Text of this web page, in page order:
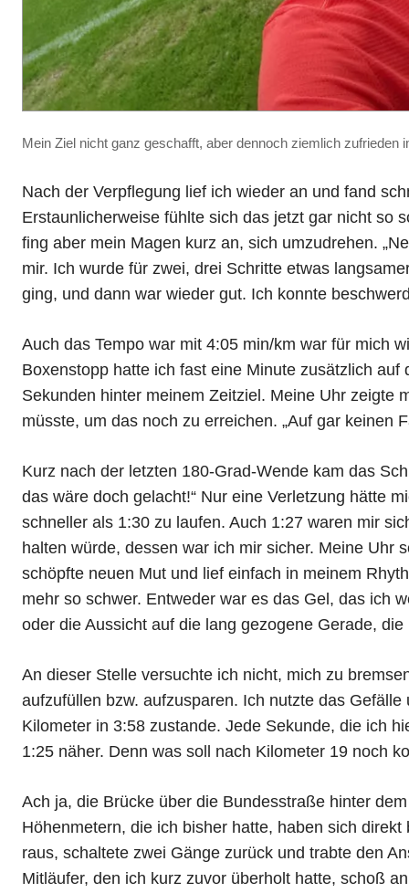
Mein Ziel nicht ganz geschafft, aber dennoch ziemlich zufrieden
Nach der Verpflegung lief ich wieder an und fand
Erstaunlicherweise fühlte sich das jetzt gar nicht so
fing aber mein Magen kurz an, sich umzudrehen.
mir. Ich wurde für zwei, drei Schritte etwas
ging, und dann war wieder gut. Ich konnte
Auch das Tempo war mit 4:05 min/km war für mich
Boxenstopp hatte ich fast eine Minute zusätzlich
Sekunden hinter meinem Zeitziel. Meine Uhr zeigte
müsste, um das noch zu erreichen. Auf gar keinen
Kurz nach der letzten 180-Grad-Wende kam das
das wäre doch gelacht!
Nur eine Verletzung hätte
schneller als 1:30 zu laufen. Auch 1:27 waren mir
halten würde, dessen war ich mir sicher. Meine Uhr
schöpfte neuen Mut und lief einfach in meinem
mehr so schwer. Entweder war es das Gel, das ich
oder die Aussicht auf die lang gezogene Gerade,
An dieser Stelle versuchte ich nicht, mich zu
aufzufüllen bzw. aufzusparen. Ich nutzte das
Kilometer in 3:58 zustande. Jede Sekunde, die ich
1:25 näher. Denn was soll nach Kilometer 19 noch
Ach ja, die Brücke über die Bundesstraße hinter
Höhenmetern, die ich bisher hatte, haben sich
raus, schaltete zwei Gänge zurück und trabte den
Mitläufer, den ich kurz zuvor überholt hatte, schoß